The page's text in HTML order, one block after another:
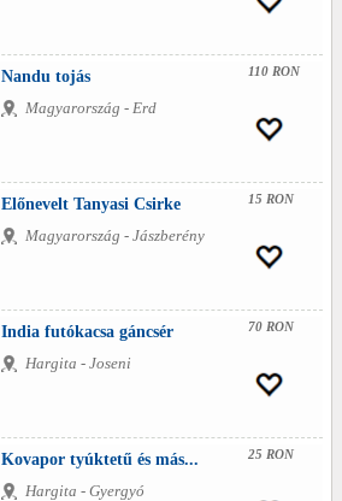
Nandu tojás
Magyarország - Erd
110 RON
Előnevelt Tanyasi Csirke
Magyarország - Jászberény
15 RON
India futókacsa gáncsér
Hargita - Joseni
70 RON
Kovapor tyúktetű és más...
Hargita - Gyergyó
25 RON